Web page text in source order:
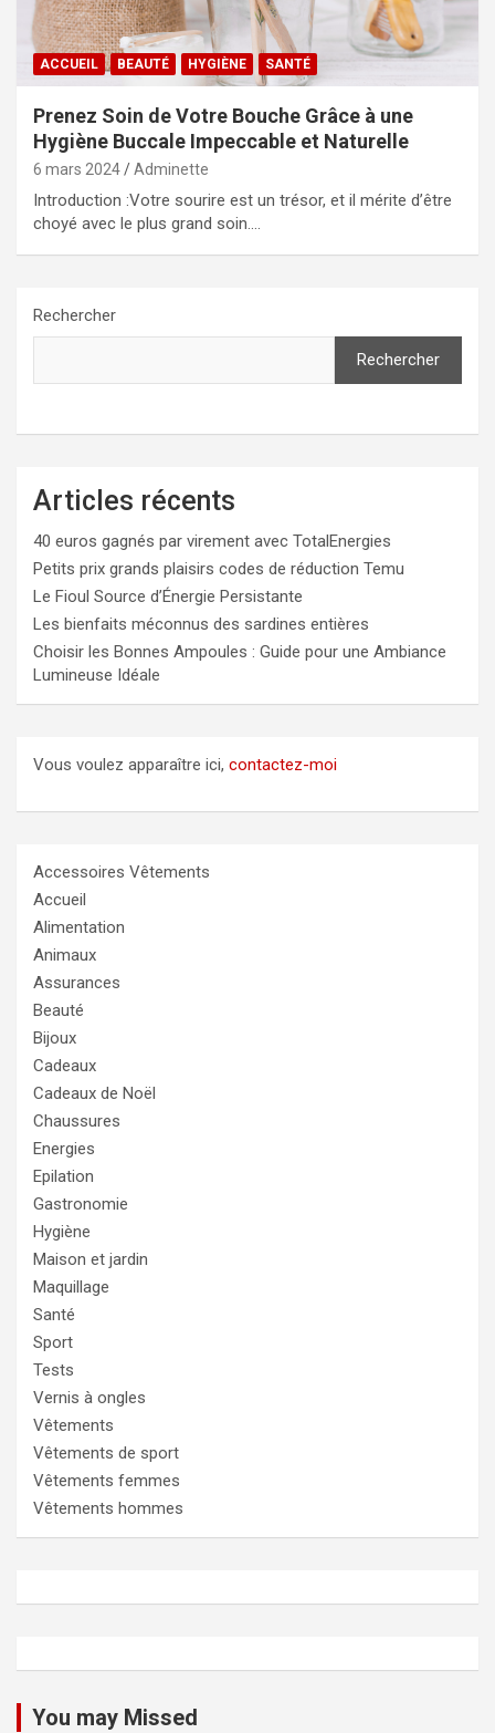
ACCUEIL BEAUTÉ HYGIÈNE SANTÉ
Prenez Soin de Votre Bouche Grâce à une
Hygiène Buccale Impeccable et Naturelle
6 mars 2024 Adminette
Introduction :Votre sourire est un trésor, et il mérite d’être
choyé avec le plus grand soin.…
Rechercher
Rechercher
Articles récents
40 euros gagnés par virement avec TotalEnergies
Petits prix grands plaisirs codes de réduction Temu
Le Fioul Source d’Énergie Persistante
Les bienfaits méconnus des sardines entières
Choisir les Bonnes Ampoules : Guide pour une Ambiance
Lumineuse Idéale
Vous voulez apparaître ici, contactez-moi
Accessoires Vêtements
Accueil
Alimentation
Animaux
Assurances
Beauté
Bijoux
Cadeaux
Cadeaux de Noël
Chaussures
Energies
Epilation
Gastronomie
Hygiène
Maison et jardin
Maquillage
Santé
Sport
Tests
Vernis à ongles
Vêtements
Vêtements de sport
Vêtements femmes
Vêtements hommes
You may Missed